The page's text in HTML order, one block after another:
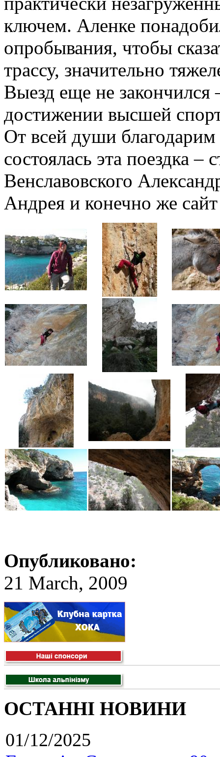
ключем. Аленке
опробывания, чтобы
трассу, значительно
Выезд еще не закончился
достижении высшей
От всей души благодарим
состоялась эта поездка
Венславовского
Андрея и конечно же
Опубликовано:
21 March, 2009
ОСТАННІ НОВИНИ
01/12/2025